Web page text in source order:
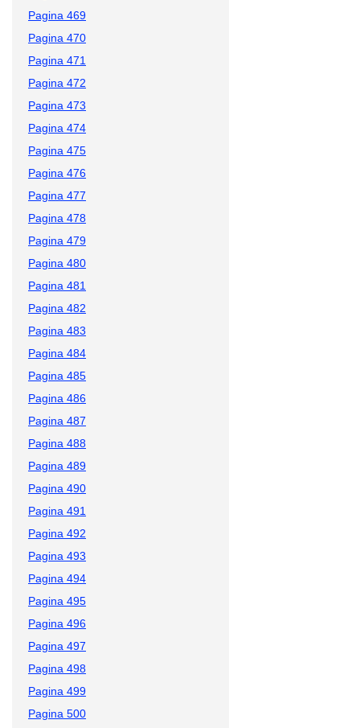
Pagina 469
Pagina 470
Pagina 471
Pagina 472
Pagina 473
Pagina 474
Pagina 475
Pagina 476
Pagina 477
Pagina 478
Pagina 479
Pagina 480
Pagina 481
Pagina 482
Pagina 483
Pagina 484
Pagina 485
Pagina 486
Pagina 487
Pagina 488
Pagina 489
Pagina 490
Pagina 491
Pagina 492
Pagina 493
Pagina 494
Pagina 495
Pagina 496
Pagina 497
Pagina 498
Pagina 499
Pagina 500